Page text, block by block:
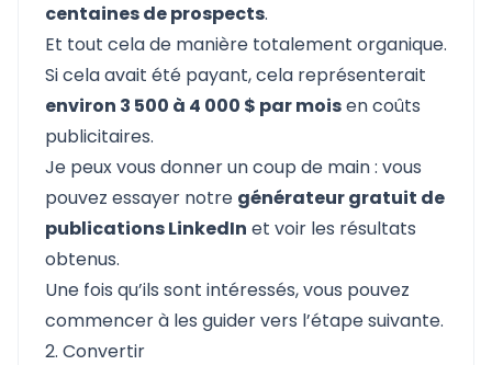
centaines de prospects.
Et tout cela de manière totalement organique.
Si cela avait été payant, cela représenterait
environ 3 500 à 4 000 $ par moisen coûts
publicitaires.
Je peux vous donner un coup de main : vous
pouvez essayer notre générateur gratuit de
publications LinkedIn et voir les résultats
obtenus.
Une fois qu’ils sont intéressés, vous pouvez
commencer à les guider vers l’étape suivante.
2. Convertir